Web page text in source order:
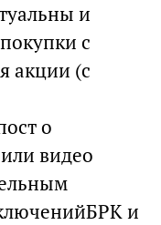
и
с
акции (с
о
видео
и